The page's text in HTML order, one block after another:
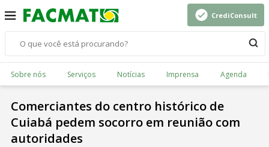
CrediConsult
Sobre nós Serviços Notícias Imprensa Agenda
Comerciantes do centro histórico de
Cuiabá pedem socorro em reunião com
autoridades